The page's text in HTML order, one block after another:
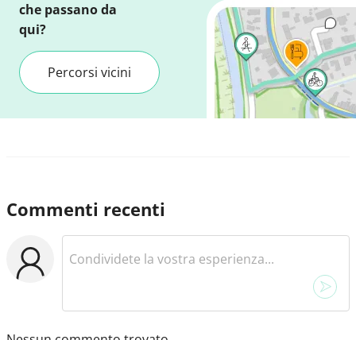
che passano da
qui?
Percorsi vicini
Commenti recenti